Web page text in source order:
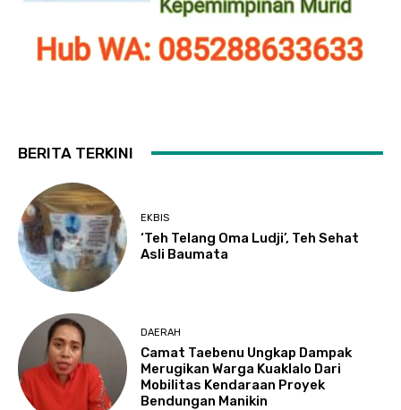
BERITA TERKINI
EKBIS
‘Teh Telang Oma Ludji’, Teh Sehat
Asli Baumata
DAERAH
Camat Taebenu Ungkap Dampak
Merugikan Warga Kuaklalo Dari
Mobilitas Kendaraan Proyek
Bendungan Manikin